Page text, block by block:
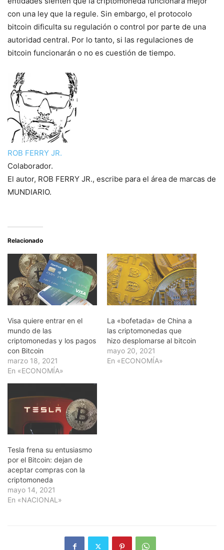
con una ley que la regule. Sin embargo, el protocolo
bitcoin dificulta su regulación o control por parte de una
autoridad central. Por lo tanto, si las regulaciones de
bitcoin funcionarán o no es cuestión de tiempo.
ROB FERRY JR.
Colaborador.
El autor, ROB FERRY JR., escribe para el área de marcas de
MUNDIARIO.
Relacionado
Visa quiere entrar en el
mundo de las
criptomonedas y los pagos
con Bitcoin
marzo 18, 2021
En «ECONOMÍA»
La «bofetada» de China a
las criptomonedas que
hizo desplomarse al bitcoin
mayo 20, 2021
En «ECONOMÍA»
Tesla frena su entusiasmo
por el Bitcoin: dejan de
aceptar compras con la
criptomoneda
mayo 14, 2021
En «NACIONAL»